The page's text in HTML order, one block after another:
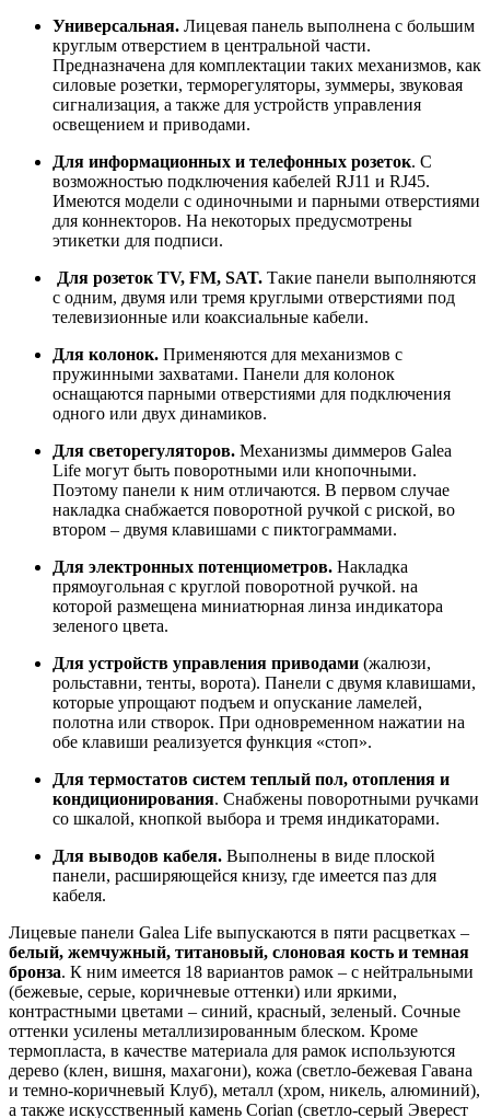
Универсальная. Лицевая панель выполнена с большим
круглым отверстием в центральной части.
Предназначена для комплектации таких механизмов, как
силовые розетки, терморегуляторы, зуммеры, звуковая
сигнализация, а также для устройств управления
освещением и приводами.
Для информационных и телефонных розеток. С
возможностью подключения кабелей RJ11 и RJ45.
Имеются модели с одиночными и парными отверстиями
для коннекторов. На некоторых предусмотрены
этикетки для подписи.
Для розеток TV, FM, SAT. Такие панели выполняются
с одним, двумя или тремя круглыми отверстиями под
телевизионные или коаксиальные кабели.
Для колонок. Применяются для механизмов с
пружинными захватами. Панели для колонок
оснащаются парными отверстиями для подключения
одного или двух динамиков.
Для светорегуляторов. Механизмы диммеров Galea
Life могут быть поворотными или кнопочными.
Поэтому панели к ним отличаются. В первом случае
накладка снабжается поворотной ручкой с риской, во
втором – двумя клавишами с пиктограммами.
Для электронных потенциометров. Накладка
прямоугольная с круглой поворотной ручкой. на
которой размещена миниатюрная линза индикатора
зеленого цвета.
Для устройств управления приводами (жалюзи,
рольставни, тенты, ворота). Панели с двумя клавишами,
которые упрощают подъем и опускание ламелей,
полотна или створок. При одновременном нажатии на
обе клавиши реализуется функция «стоп».
Для термостатов систем теплый пол, отопления и
кондиционирования. Снабжены поворотными ручками
со шкалой, кнопкой выбора и тремя индикаторами.
Для выводов кабеля. Выполнены в виде плоской
панели, расширяющейся книзу, где имеется паз для
кабеля.
Лицевые панели Galea Life выпускаются в пяти расцветках –
белый, жемчужный, титановый, слоновая кость и темная
бронза. К ним имеется 18 вариантов рамок – с нейтральными
(бежевые, серые, коричневые оттенки) или яркими,
контрастными цветами – синий, красный, зеленый. Сочные
оттенки усилены металлизированным блеском. Кроме
термопласта, в качестве материала для рамок используются
дерево (клен, вишня, махагони), кожа (светло-бежевая Гавана
и темно-коричневый Клуб), металл (хром, никель, алюминий),
а также искусственный камень Corian (светло-серый Эверест